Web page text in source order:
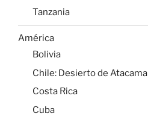
Tanzania
América
Bolivia
Chile: Desierto de Atacama
Costa Rica
Cuba